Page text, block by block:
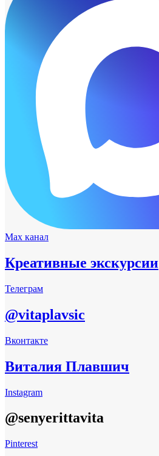
Max канал
Креативные экскурсии
Телеграм
@vitaplavsic
Вконтакте
Виталия Плавшич
Instagram
@senyerittavita
Pinterest